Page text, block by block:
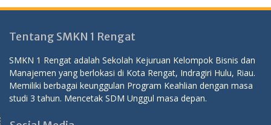
Tentang SMKN 1 Rengat
SMKN 1 Rengat adalah Sekolah Kejuruan Kelompok Bisnis dan
Manajemen yang berlokasi di Kota Rengat, Indragiri Hulu, Riau.
Memiliki berbagai keunggulan Program Keahlian dengan masa
studi 3 tahun. Mencetak SDM Unggul masa depan.